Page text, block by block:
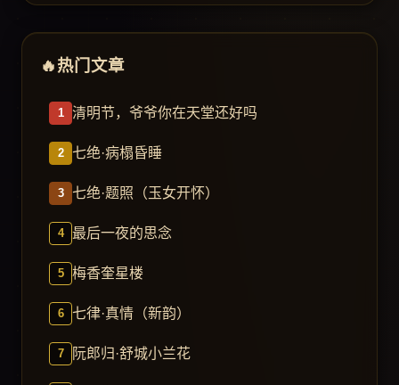
热门文章
清明节，爷爷你在天堂还好吗
七绝·病榻昏睡
七绝·题照（玉女开怀）
最后一夜的思念
梅香奎星楼
七律·真情（新韵）
阮郎归·舒城小兰花